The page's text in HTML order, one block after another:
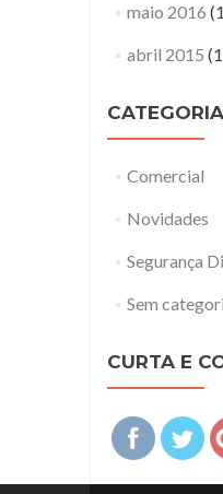
maio 2016
abril 2015
Comercial
Novidades
Segurança
Sem
CURTA E